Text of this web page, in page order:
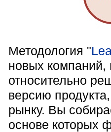
Методология "
новых компаний,
относительно
версию
рынку. Вы
основе которых